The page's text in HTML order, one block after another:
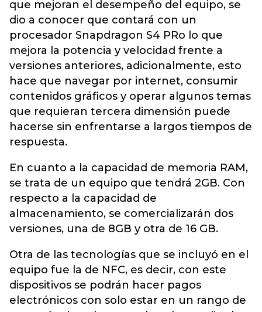
que mejoran el desempeño del equipo, se
dio a conocer que contará con un
procesador Snapdragon S4 PRo lo que
mejora la potencia y velocidad frente a
versiones anteriores, adicionalmente, esto
hace que navegar por internet, consumir
contenidos gráficos y operar algunos temas
que requieran tercera dimensión puede
hacerse sin enfrentarse a largos tiempos de
respuesta.
En cuanto a la capacidad de memoria RAM,
se trata de un equipo que tendrá 2GB. Con
respecto a la capacidad de
almacenamiento, se comercializarán dos
versiones, una de 8GB y otra de 16 GB.
Otra de las tecnologías que se incluyó en el
equipo fue la de NFC, es decir, con este
dispositivos se podrán hacer pagos
electrónicos con solo estar en un rango de